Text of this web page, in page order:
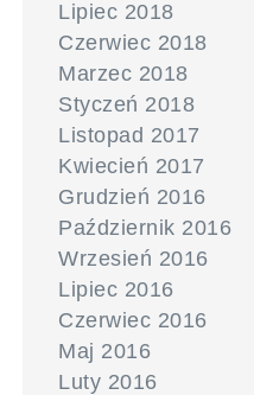
Lipiec 2018
Czerwiec 2018
Marzec 2018
Styczeń 2018
Listopad 2017
Kwiecień 2017
Grudzień 2016
Październik 2016
Wrzesień 2016
Lipiec 2016
Czerwiec 2016
Maj 2016
Luty 2016